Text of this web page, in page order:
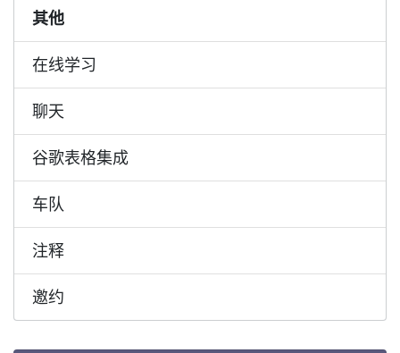
其他
在线学习
聊天
谷歌表格集成
车队
注释
邀约